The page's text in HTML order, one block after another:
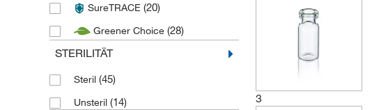
SureTRACE (20)
Greener Choice (28)
STERILITÄT
Steril (45)
Unsteril (14) 3